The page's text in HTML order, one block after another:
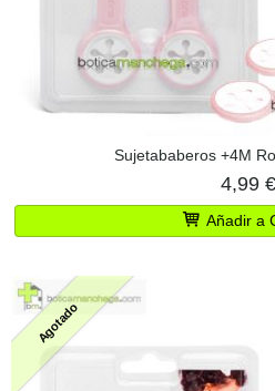
Sujetababeros +4M
4,99 €
Añadir a
Agotado